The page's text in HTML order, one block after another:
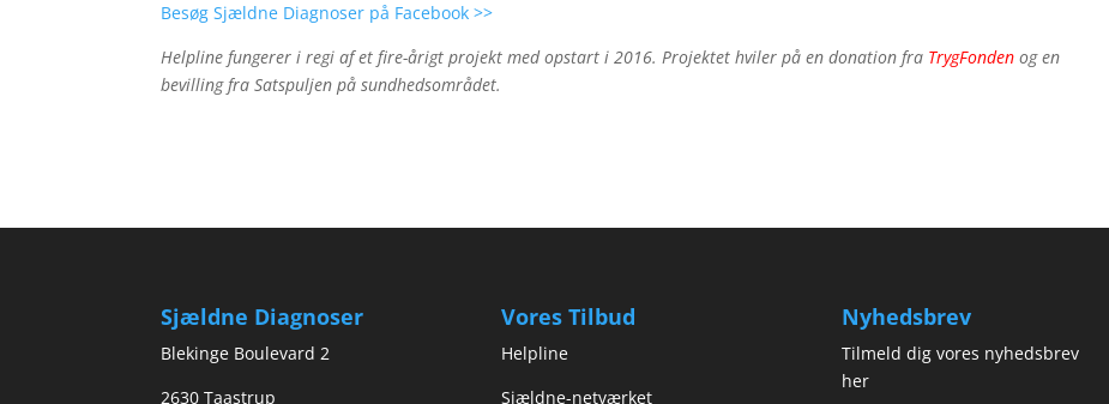
Besøg Sjældne Diagnoser på Facebook >>
Helpline fungerer i regi af et fire-årigt projekt med opstart i 2016. Projektet hviler på en donation fra TrygFonden og en
bevilling fra Satspuljen på sundhedsområdet.
Sjældne Diagnoser
Blekinge Boulevard 2
2630 Taastrup
Vores Tilbud
Helpline
Sjældne-netværket
Nyhedsbrev
Tilmeld dig vores nyhedsbrev
her